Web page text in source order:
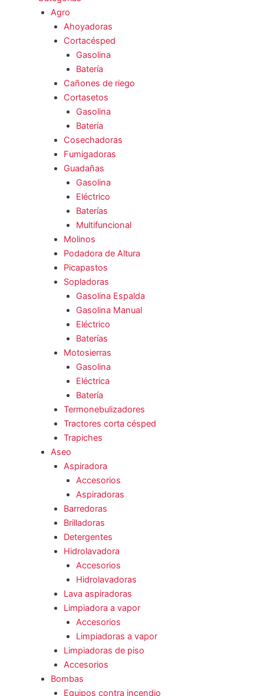
Agro
Ahoyadoras
Cortacésped
Gasolina
Batería
Cañones de riego
Cortasetos
Gasolina
Batería
Cosechadoras
Fumigadoras
Guadañas
Gasolina
Eléctrico
Baterías
Multifuncional
Molinos
Podadora de Altura
Picapastos
Sopladoras
Gasolina Espalda
Gasolina Manual
Eléctrico
Baterías
Motosierras
Gasolina
Eléctrica
Batería
Termonebulizadores
Tractores corta césped
Trapiches
Aseo
Aspiradora
Accesorios
Aspiradoras
Barredoras
Brilladoras
Detergentes
Hidrolavadora
Accesorios
Hidrolavadoras
Lava aspiradoras
Limpiadora a vapor
Accesorios
Limpiadoras a vapor
Limpiadoras de piso
Accesorios
Bombas
Equipos contra incendio